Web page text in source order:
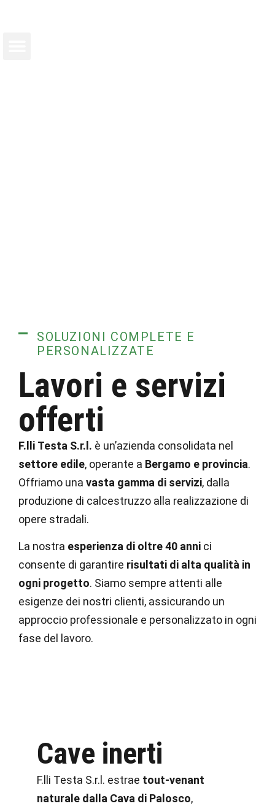
SOLUZIONI COMPLETE E
PERSONALIZZATE
Lavori e servizi
offerti
F.lli Testa S.r.l. è un’azienda consolidata nel
settore edile, operante a Bergamo e provincia.
Offriamo una vasta gamma di servizi, dalla
produzione di calcestruzzo alla realizzazione di
opere stradali.
La nostra esperienza di oltre 40 anni ci
consente di garantire risultati di alta qualità in
ogni progetto. Siamo sempre attenti alle
esigenze dei nostri clienti, assicurando un
approccio professionale e personalizzato in ogni
fase del lavoro.
Cave inerti
F.lli Testa S.r.l. estrae tout-venant
naturale dalla Cava di Palosco,